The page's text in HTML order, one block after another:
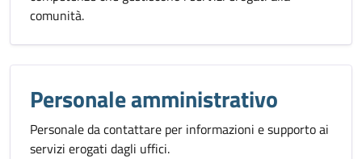
comunità.
Personale amministrativo
Personale da contattare per informazioni e supporto ai
servizi erogati dagli uffici.